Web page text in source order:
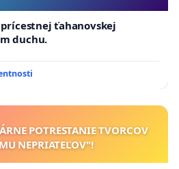
ťahanovskej
duchu.
POTRESTANIE TVORCOV
NEPRIATEĽOV"!